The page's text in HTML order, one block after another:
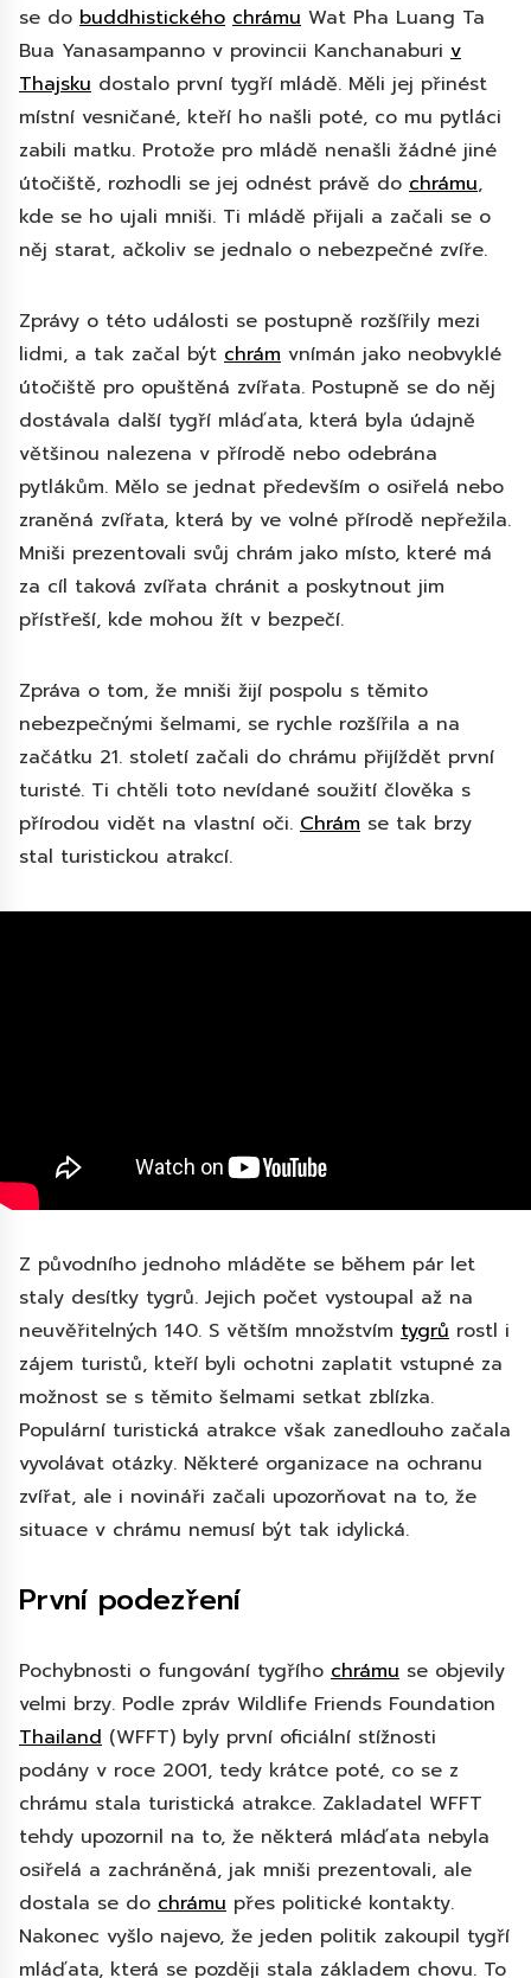
se do buddhistického chrámu Wat Pha Luang Ta
Bua Yanasampanno v provincii Kanchanaburi v
Thajsku dostalo první tygří mládě. Měli jej přinést
místní vesničané, kteří ho našli poté, co mu pytláci
zabili matku. Protože pro mládě nenašli žádné jiné
útočiště, rozhodli se jej odnést právě do chrámu,
kde se ho ujali mniši. Ti mládě přijali a začali se o
něj starat, ačkoliv se jednalo o nebezpečné zvíře.
Zprávy o této události se postupně rozšířily mezi
lidmi, a tak začal být chrám vnímán jako neobvyklé
útočiště pro opuštěná zvířata. Postupně se do něj
dostávala další tygří mláďata, která byla údajně
většinou nalezena v přírodě nebo odebrána
pytlákům. Mělo se jednat především o osiřelá nebo
zraněná zvířata, která by ve volné přírodě nepřežila.
Mniši prezentovali svůj chrám jako místo, které má
za cíl taková zvířata chránit a poskytnout jim
přístřeší, kde mohou žít v bezpečí.
Zpráva o tom, že mniši žijí pospolu s těmito
nebezpečnými šelmami, se rychle rozšířila a na
začátku 21. století začali do chrámu přijíždět první
turisté. Ti chtěli toto nevídané soužití člověka s
přírodou vidět na vlastní oči. Chrám se tak brzy
stal turistickou atrakcí.
Z původního jednoho mláděte se během pár let
staly desítky tygrů. Jejich počet vystoupal až na
neuvěřitelných 140. S větším množstvím tygrů rostl i
zájem turistů, kteří byli ochotni zaplatit vstupné za
možnost se s těmito šelmami setkat zblízka.
Populární turistická atrakce však zanedlouho začala
vyvolávat otázky. Některé organizace na ochranu
zvířat, ale i novináři začali upozorňovat na to, že
situace v chrámu nemusí být tak idylická.
První podezření
Pochybnosti o fungování tygřího chrámu se objevily
velmi brzy. Podle zpráv Wildlife Friends Foundation
Thailand (WFFT) byly první oficiální stížnosti
podány v roce 2001, tedy krátce poté, co se z
chrámu stala turistická atrakce. Zakladatel WFFT
tehdy upozornil na to, že některá mláďata nebyla
osiřelá a zachráněná, jak mniši prezentovali, ale
dostala se do chrámu přes politické kontakty.
Nakonec vyšlo najevo, že jeden politik zakoupil tygří
mláďata, která se později stala základem chovu. To